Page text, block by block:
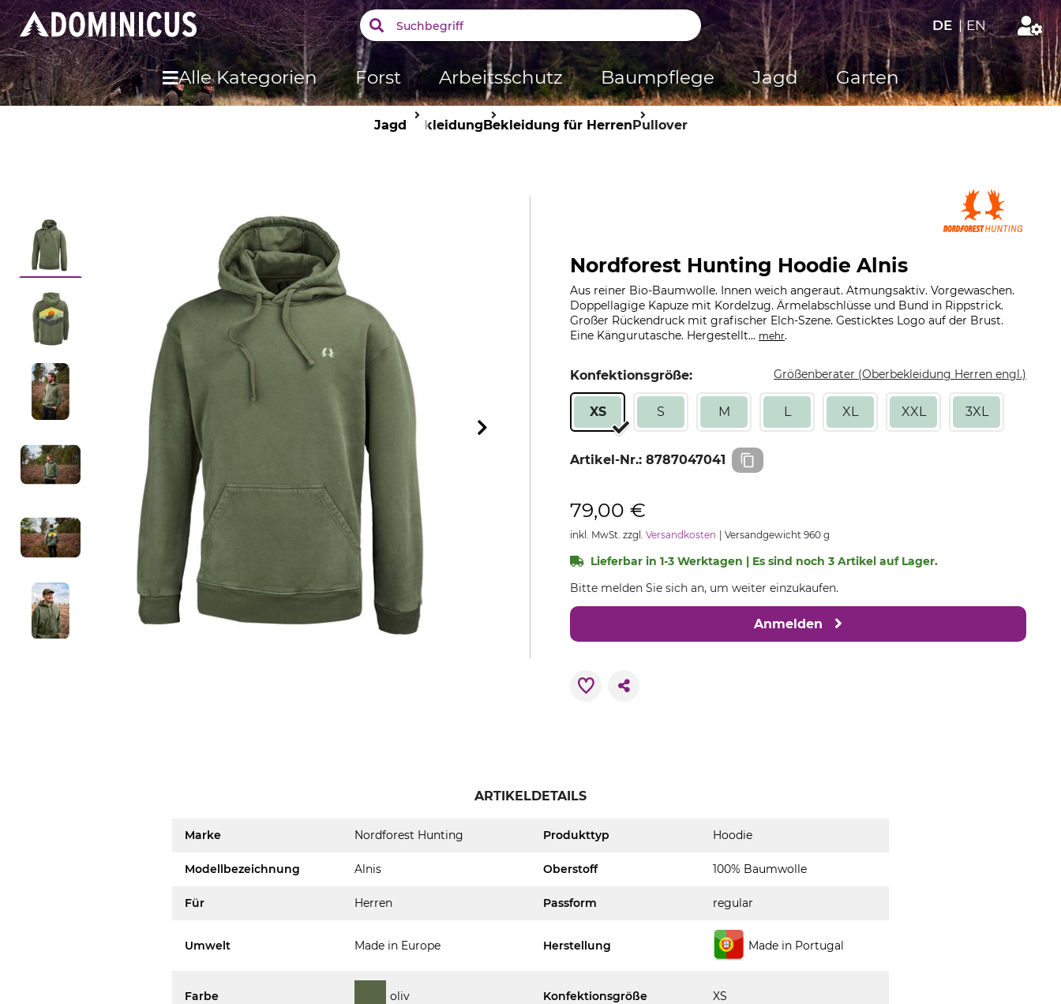
DE | EN
Alle Kategorien Forst Arbeitsschutz Baumpflege Jagd Garten
Jagd BekleidungBekleidung für HerrenPullover
Nordforest Hunting Hoodie Alnis
Aus reiner Bio-Baumwolle. Innen weich angeraut. Atmungsaktiv. Vorgewaschen.
Doppellagige Kapuze mit Kordelzug. Ärmelabschlüsse und Bund in Rippstrick.
Großer Rückendruck mit grafischer Elch-Szene. Gesticktes Logo auf der Brust.
Eine Kängurutasche. Hergestellt... mehr.
Konfektionsgröße: Größenberater (Oberbekleidung Herren engl.)
XS S M L XL XXL 3XL
Artikel-Nr.: 8787047041
79,00 €
inkl. MwSt. zzgl. Versandkosten Versandgewicht 960 g
Lieferbar in 1-3 Werktagen | Es sind noch 3 Artikel auf Lager.
Bitte melden Sie sich an, um weiter einzukaufen.
Anmelden
ARTIKELDETAILS
Marke Nordforest Hunting Produkttyp Hoodie
Modellbezeichnung Alnis Oberstoff 100% Baumwolle
Für Herren Passform regular
Umwelt Made in Europe Herstellung Made in Portugal
Farbe oliv Konfektionsgröße XS